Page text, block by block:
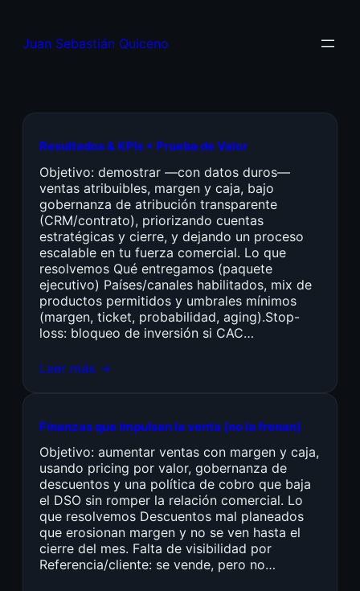
Juan Sebastián Quiceno
Resultados & KPIs + Prueba de Valor
Objetivo: demostrar —con datos duros—
ventas atribuibles, margen y caja, bajo
gobernanza de atribución transparente
(CRM/contrato), priorizando cuentas
estratégicas y cierre, y dejando un proceso
escalable en tu fuerza comercial. Lo que
resolvemos Qué entregamos (paquete
ejecutivo) Países/canales habilitados, mix de
productos permitidos y umbrales mínimos
(margen, ticket, probabilidad, aging).Stop-
loss: bloqueo de inversión si CAC…
Leer más →
Finanzas que impulsan la venta (no la frenan)
Objetivo: aumentar ventas con margen y caja,
usando pricing por valor, gobernanza de
descuentos y una política de cobro que baja
el DSO sin romper la relación comercial. Lo
que resolvemos Descuentos mal planeados
que erosionan margen y no se ven hasta el
cierre del mes. Falta de visibilidad por
Referencia/cliente: se vende, pero no…